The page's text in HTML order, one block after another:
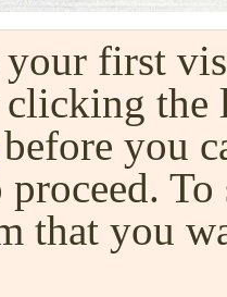
first
the
before you
proceed.
that you